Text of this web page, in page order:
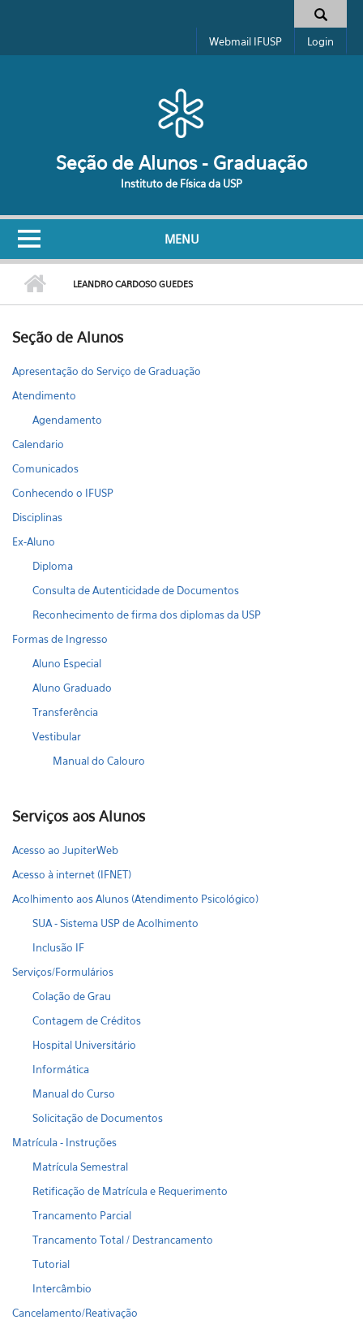
Formulário de busca
Webmail IFUSP Login
Seção de Alunos - Graduação
Instituto de Física da USP
MENU
LEANDRO CARDOSO GUEDES
Seção de Alunos
Apresentação do Serviço de Graduação
Atendimento
Agendamento
Calendario
Comunicados
Conhecendo o IFUSP
Disciplinas
Ex-Aluno
Diploma
Consulta de Autenticidade de Documentos
Reconhecimento de firma dos diplomas da USP
Formas de Ingresso
Aluno Especial
Aluno Graduado
Transferência
Vestibular
Manual do Calouro
Serviços aos Alunos
Acesso ao JupiterWeb
Acesso à internet (IFNET)
Acolhimento aos Alunos (Atendimento Psicológico)
SUA - Sistema USP de Acolhimento
Inclusão IF
Serviços/Formulários
Colação de Grau
Contagem de Créditos
Hospital Universitário
Informática
Manual do Curso
Solicitação de Documentos
Matrícula - Instruções
Matrícula Semestral
Retificação de Matrícula e Requerimento
Trancamento Parcial
Trancamento Total / Destrancamento
Tutorial
Intercâmbio
Cancelamento/Reativação